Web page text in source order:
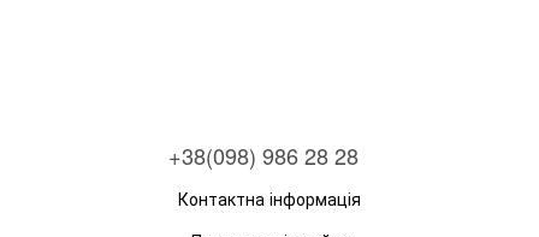
+38(098) 986 28 28
Контактна інформація